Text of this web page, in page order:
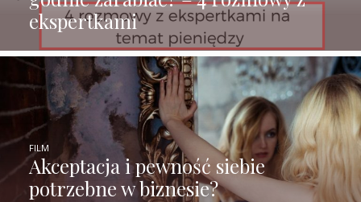
ekspertkami
Akceptacja i pewność siebie
potrzebne w biznesie?
FILM